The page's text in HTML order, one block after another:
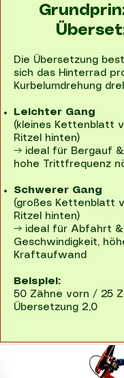
Die Übersetzung
sich das Hinterrad
Kurbelumdrehung
Leichter Gang
(kleines Kettenblatt
Ritzel hinten)
→ ideal für Bergauf
hohe Trittfrequenz
Schwerer Gang
(großes Kettenblatt
Ritzel hinten)
→ ideal für Abfahrt &
Geschwindigkeit,
Kraftaufwand
Beispiel:
50 Zähne vorn / 25
Übersetzung 2,0